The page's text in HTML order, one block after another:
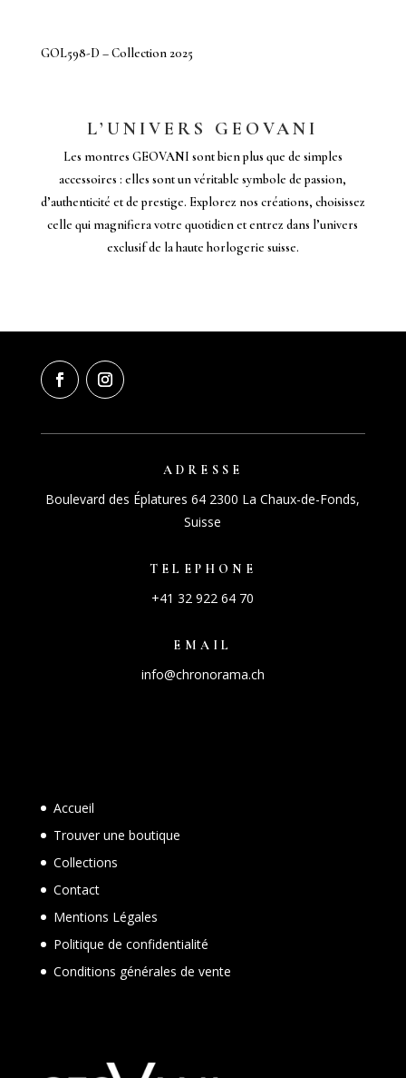
Collection
GOL598-D – Collection 2025
L’UNIVERS GEOVANI
Les montres GEOVANI sont bien plus que de simples
accessoires : elles sont un véritable symbole de passion,
d’authenticité et de prestige. Explorez nos créations, choisissez
celle qui magnifiera votre quotidien et entrez dans l’univers
exclusif de la haute horlogerie suisse.
ADRESSE
Boulevard des Éplatures 64 2300 La Chaux-de-Fonds,
Suisse
TELEPHONE
+41 32 922 64 70
EMAIL
info@chronorama.ch
Accueil
Trouver une boutique
Collections
Contact
Mentions Légales
Politique de confidentialité
Conditions générales de vente